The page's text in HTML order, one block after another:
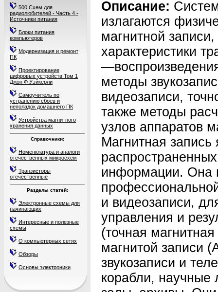
500 Схем для
радиолюбителей - Часть 4 -
Источники питания
Блоки питания
компьютеров
Модернизация и ремонт
ПК
Проектирование
цифровых устройств Том 1
Джон Ф Уэйкерли
Самоучитель по
устранению сбоев и
неполадок домашнего ПК
Устройства магнитного
хранения данных
Справочники:
Номенклатура и аналоги
отечественных микросхем
Транзисторы
отечественные
Разделы статей:
Электронные схемы для
начинающих
Интересные и полезные
схемы
О компьютерных сетях
Обзоры
Основы электроники
Описание:
излагаются
магнитной записи,
характеристики
методы
видеозаписи,
также методы
узлов аппаратов
Магнитная запись
информации. Она
и видеозаписи,
управления и
(точная
магнитой записи
звукозаписи и
корабли, научные